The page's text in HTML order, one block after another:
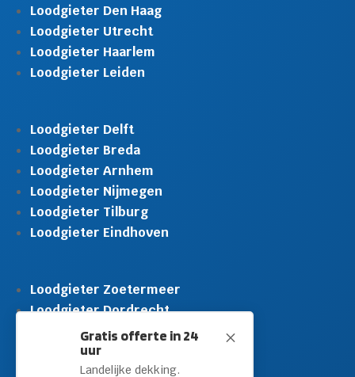
M
Gratis offerte in 24
uur
Landelijke dekking.
Loodgieter Den Haag
Loodgieter Utrecht
Loodgieter Haarlem
Loodgieter Leiden
Loodgieter Delft
Loodgieter Breda
Loodgieter Arnhem
Loodgieter Nijmegen
Loodgieter Tilburg
Loodgieter Eindhoven
Loodgieter Zoetermeer
Loodgieter Dordrecht
Loodgieter Rijswijk
Loodgieter Schiedam
Loodgieter Leidschendam